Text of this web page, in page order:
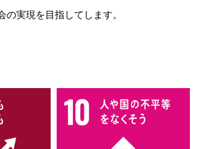
実現を目指してします。